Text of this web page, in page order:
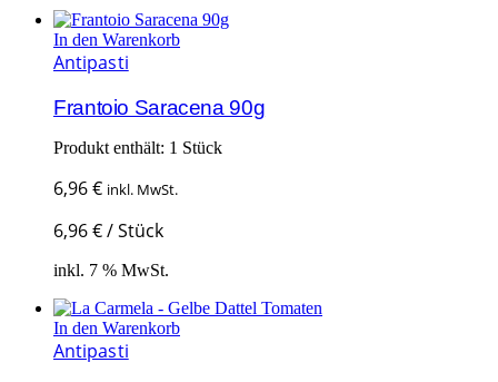
In den Warenkorb
Antipasti
Frantoio Saracena 90g
Produkt enthält: 1 Stück
6,96€ inkl. MwSt.
6,96€/Stück
inkl. 7 % MwSt.
In den Warenkorb
Antipasti